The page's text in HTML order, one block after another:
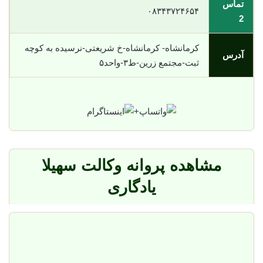
تماس
2
۰۸۳۴۳۷۲۴۶۵۴
آدرس
کرمانشاه- کرمانشاه-خ شریعتی-نرسیده به کوچه
ثبت-مجتمع زرین-ط۳-واحد۵
+
مشاهده پروانه وکالت سهیلا
یادگاری